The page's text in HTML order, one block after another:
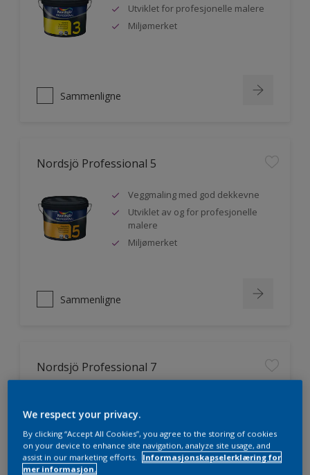
Utviklet for profesjonelle malere
Miljømerket
Sammenligne
Nordsjö Professional 5
Veggmaling med god dekkevne
Utviklet av og for profesjonelle
malere
Miljømerket
Sammenligne
Nordsjö Professional 7
Lett å påføre og fordele
Jevnere og finere finish, også i
mørke farger
We respect your privacy.
By clicking “Accept All Cookies”, you agree to the storing of cookies
on your device to enhance site navigation, analyze site usage, and
assist in our marketing efforts.
Informasjonskapselerklæring for
mer informasjon.